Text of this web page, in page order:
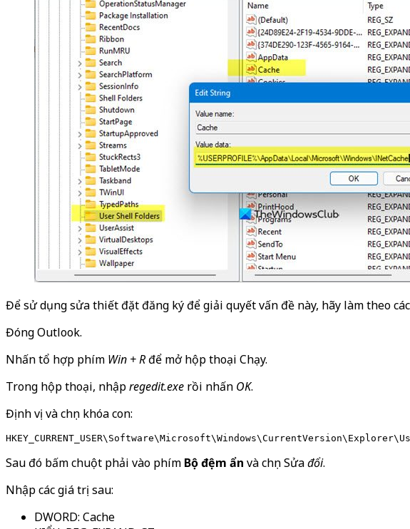
Để sử dụng sửa thiết đặt đăng ký để giải quyết vấn đề này, hãy làm theo
Đóng Outlook.
Nhấn tổ hợp phím Win + Rđể mở hộp thoại Chạy.
Trong hộp thoại, nhậpregedit.exe rồi nhấn OK.
Định vị và chọn khóa con:
Sau đó bấm chuột phải vào phím Bộ đệm ẩn và chọn Sửađổi.
Nhập các giá trị sau:
DWORD: Cache